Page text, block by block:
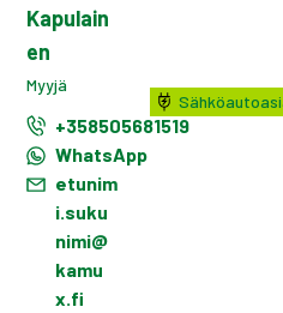
Kapulain
en
Myyjä
+358505681519
WhatsApp
etunim
i.suku
nimi@
kamu
x.fi